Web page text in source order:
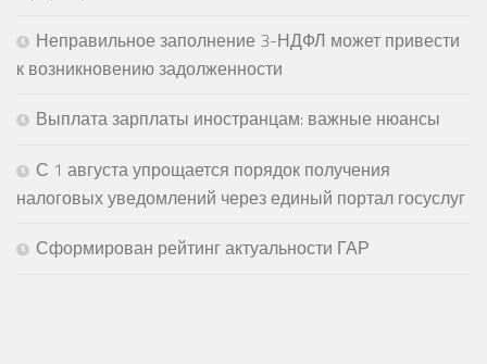
Неправильное заполнение 3-НДФЛ может привести
к возникновению задолженности
Выплата зарплаты иностранцам: важные нюансы
С 1 августа упрощается порядок получения
налоговых уведомлений через единый портал госуслуг
Сформирован рейтинг актуальности ГАР